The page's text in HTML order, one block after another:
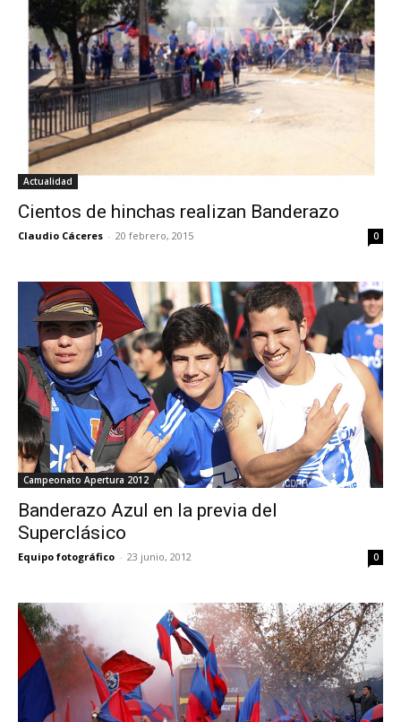
Actualidad
Cientos de hinchas realizan Banderazo
Claudio Cáceres - 20 febrero, 2015 0
Campeonato Apertura 2012
Banderazo Azul en la previa del
Superclásico
Equipo fotográfico - 23 junio, 2012 0